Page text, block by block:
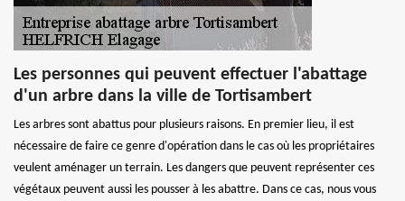
Les personnes qui peuvent effectuer l'abattage
d'un arbre dans la ville de Tortisambert
Les arbres sont abattus pour plusieurs raisons. En premier lieu, il est
nécessaire de faire ce genre d'opération dans le cas où les propriétaires
veulent aménager un terrain. Les dangers que peuvent représenter ces
végétaux peuvent aussi les pousser à les abattre. Dans ce cas, nous vous